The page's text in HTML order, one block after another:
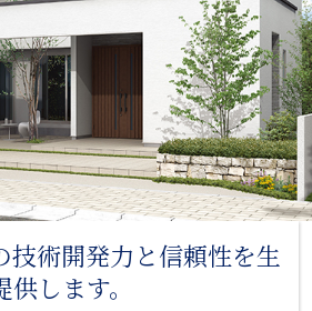
技術開発力と信頼性を生
します。